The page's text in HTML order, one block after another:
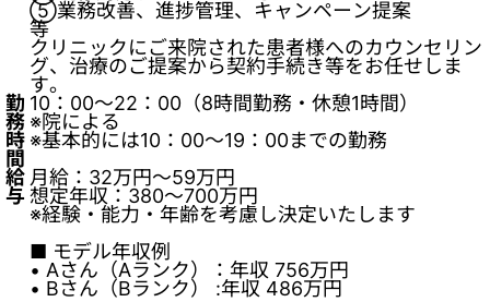
⑤業務改善、進捗管理、キャンペーン提案
等
クリニックにご来院された患者様へのカウンセリン
グ、治療のご提案から契約手続き等をお任せしま
す。
勤
務
時
間
10：00～22：00（8時間勤務・休憩1時間）
※院による
※基本的には10：00～19：00までの勤務
給
与
月給：32万円～59万円
想定年収：380～700万円
※経験・能力・年齢を考慮し決定いたします
■ モデル年収例
• Aさん（Aランク）：年収 756万円
• Bさん（Bランク） :年収 486万円